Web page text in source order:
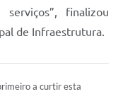
finalizou
de Infraestrutura.
a curtir esta